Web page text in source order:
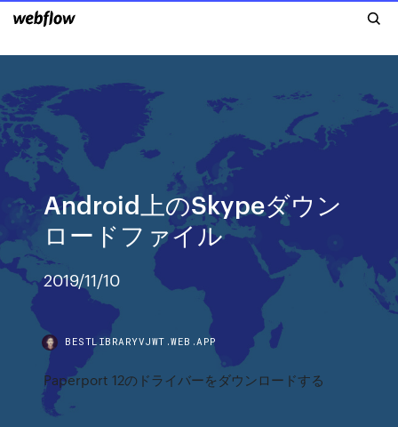
Android上のSkypeダウン
ロードファイル
2019/11/10
BESTLIBRARYVJWT.WEB.APP
Paperport 12のドライバーをダウンロードする